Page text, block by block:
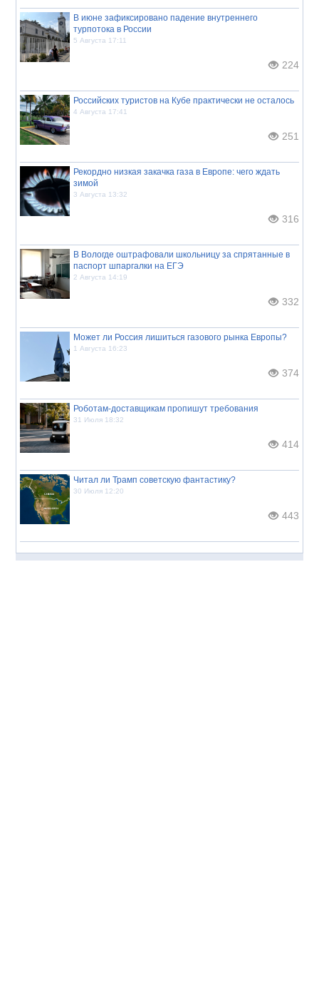
В июне зафиксировано падение внутреннего
турпотока в России
5 Августа 17:11
224
Российских туристов на Кубе практически не осталось
4 Августа 17:41
251
Рекордно низкая закачка газа в Европе: чего ждать
зимой
3 Августа 13:32
316
В Вологде оштрафовали школьницу за спрятанные в
паспорт шпаргалки на ЕГЭ
2 Августа 14:19
332
Может ли Россия лишиться газового рынка Европы?
1 Августа 16:23
374
Роботам-доставщикам пропишут требования
31 Июля 18:32
414
Читал ли Трамп советскую фантастику?
30 Июля 12:20
443